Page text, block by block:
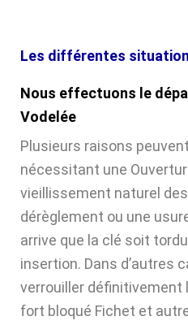
Les différentes
Nous effectuons le
Vodelée
Plusieurs raisons
nécessitant une
vieillissement naturel
dérèglement ou une
arrive que la clé soit
insertion. Dans d’autres
verrouiller définitivement
fort bloqué Fichet et